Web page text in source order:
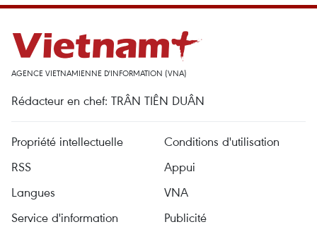
AGENCE VIETNAMIENNE D'INFORMATION (VNA)
Rédacteur en chef: TRÂN TIÊN DUÂN
Propriété intellectuelle
Conditions d'utilisation
RSS
Appui
Langues
VNA
Service d'information
Publicité